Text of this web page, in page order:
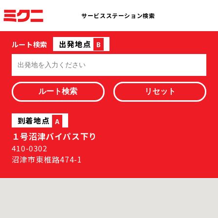
サービスステーション検索
ルート検索 出発地点 B
到着地点 A
１号沼津バイパス下り
410-0302
沼津市東椎路474-1